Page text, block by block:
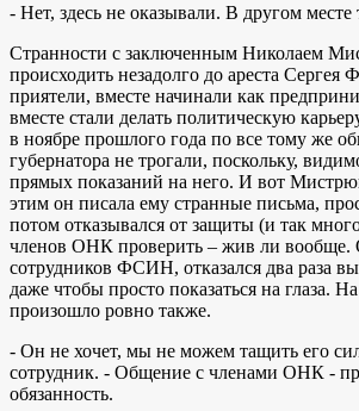
- Нет, здесь не оказывали. В другом месте
Странности с заключенным Николаем
происходить незадолго до ареста Сергея
приятели, вместе начинали как
вместе стали делать политическую
в ноябре прошлого года по все тому же
губернатора не трогали, поскольку,
прямых показаний на него. И вот
этим он писала ему странные письма,
потом отказывался от защиты (и так
членов ОНК проверить – жив ли вообще.
сотрудников ФСИН, отказался два раза
даже чтобы просто показаться на глаза. На
произошло ровно также.
- Он не хочет, мы не можем тащить его
сотрудник. - Общение с членами ОНК -
обязанность.